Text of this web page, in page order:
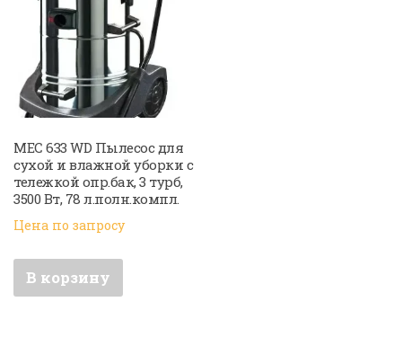
MEC 633 WD Пылесос для
сухой и влажной уборки с
тележкой опр.бак, 3 турб,
3500 Вт, 78 л.полн.компл.
Цена по запросу
В корзину